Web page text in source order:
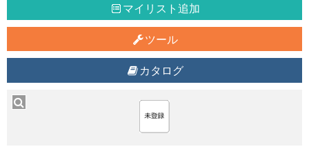
マイリスト追加
ツール
カタログ